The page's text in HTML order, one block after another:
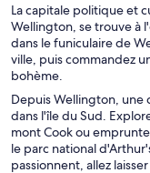
La capitale politique et
Wellington, se trouve à
dans le funiculaire de
ville, puis commandez
bohème.
Depuis Wellington, une
dans l'île du Sud.
mont Cook ou
le parc national
passionnent, allez